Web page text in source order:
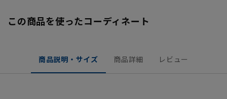
この商品を使ったコーディネート
商品説明・サイズ 商品詳細 レビュー